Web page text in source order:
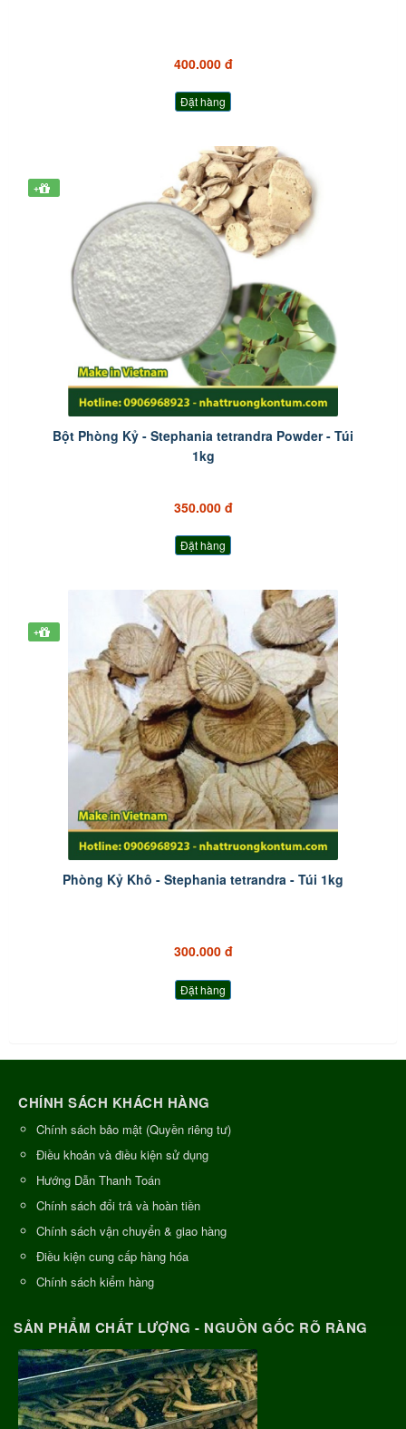
400.000 đ
Đặt hàng
+
Bột Phòng Kỷ - Stephania tetrandra Powder - Túi
1kg
350.000 đ
Đặt hàng
+
Phòng Kỷ Khô - Stephania tetrandra - Túi 1kg
300.000 đ
Đặt hàng
CHÍNH SÁCH KHÁCH HÀNG
Chính sách bảo mật (Quyền riêng tư)
Điều khoản và điều kiện sử dụng
Hướng Dẫn Thanh Toán
Chính sách đổi trả và hoàn tiền
Chính sách vận chuyển & giao hàng
Điều kiện cung cấp hàng hóa
Chính sách kiểm hàng
SẢN PHẨM CHẤT LƯỢNG - NGUỒN GỐC RÕ RÀNG